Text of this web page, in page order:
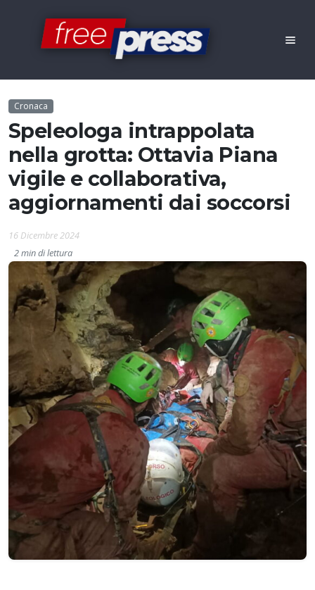
Cronaca
Speleologa intrappolata
nella grotta: Ottavia Piana
vigile e collaborativa,
aggiornamenti dai soccorsi
16 Dicembre 2024
2 min di lettura